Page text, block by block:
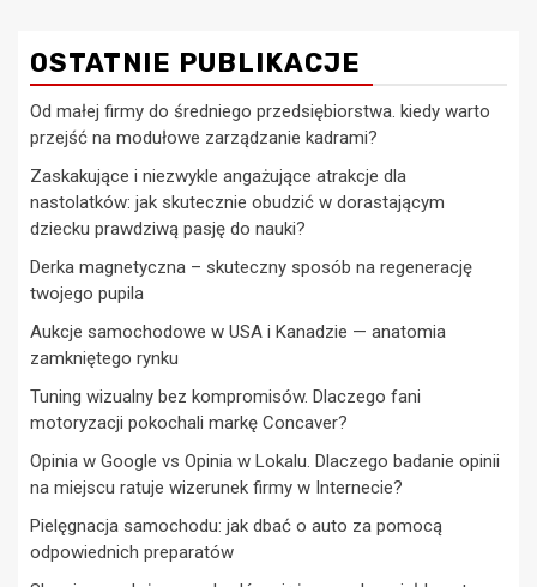
OSTATNIE PUBLIKACJE
Od małej firmy do średniego przedsiębiorstwa. kiedy warto
przejść na modułowe zarządzanie kadrami?
Zaskakujące i niezwykle angażujące atrakcje dla
nastolatków: jak skutecznie obudzić w dorastającym
dziecku prawdziwą pasję do nauki?
Derka magnetyczna – skuteczny sposób na regenerację
twojego pupila
Aukcje samochodowe w USA i Kanadzie — anatomia
zamkniętego rynku
Tuning wizualny bez kompromisów. Dlaczego fani
motoryzacji pokochali markę Concaver?
Opinia w Google vs Opinia w Lokalu. Dlaczego badanie opinii
na miejscu ratuje wizerunek firmy w Internecie?
Pielęgnacja samochodu: jak dbać o auto za pomocą
odpowiednich preparatów